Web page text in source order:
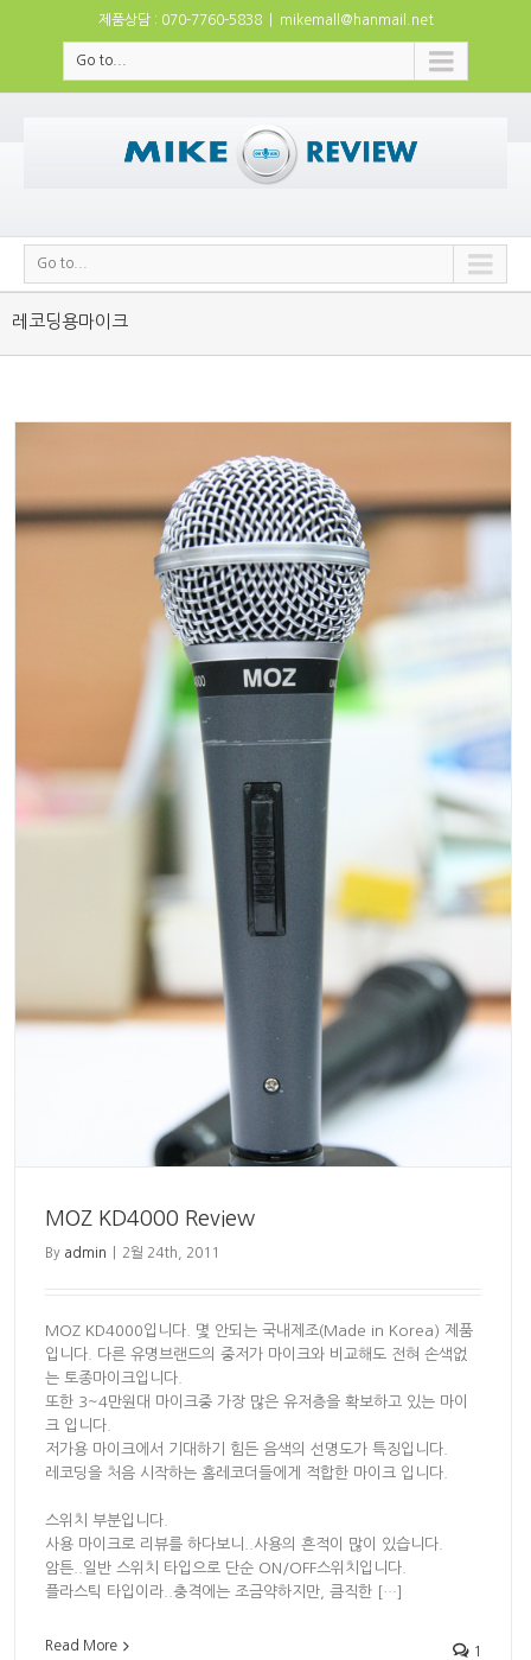
제품상담 : 070-7760-5838 mikemall@hanmail.net
Go to...
Go to...
레코딩용마이크
MOZ KD4000 Review
By admin 2월 24th, 2011
MOZ KD4000입니다. 몇 안되는 국내제조(Made in Korea) 제품
입니다. 다른 유명브랜드의 중저가 마이크와 비교해도 전혀 손색없
는 토종마이크입니다.
또한 3~4만원대 마이크중 가장 많은 유저층을 확보하고 있는 마이
크 입니다.
저가용 마이크에서 기대하기 힘든 음색의 선명도가 특징입니다.
레코딩을 처음 시작하는 홈레코더들에게 적합한 마이크 입니다.
스위치 부분입니다.
사용 마이크로 리뷰를 하다보니..사용의 흔적이 많이 있습니다.
암튼..일반 스위치 타입으로 단순 ON/OFF스위치입니다.
플라스틱 타입이라..충격에는 조금약하지만, 큼직한 […]
Read More 1